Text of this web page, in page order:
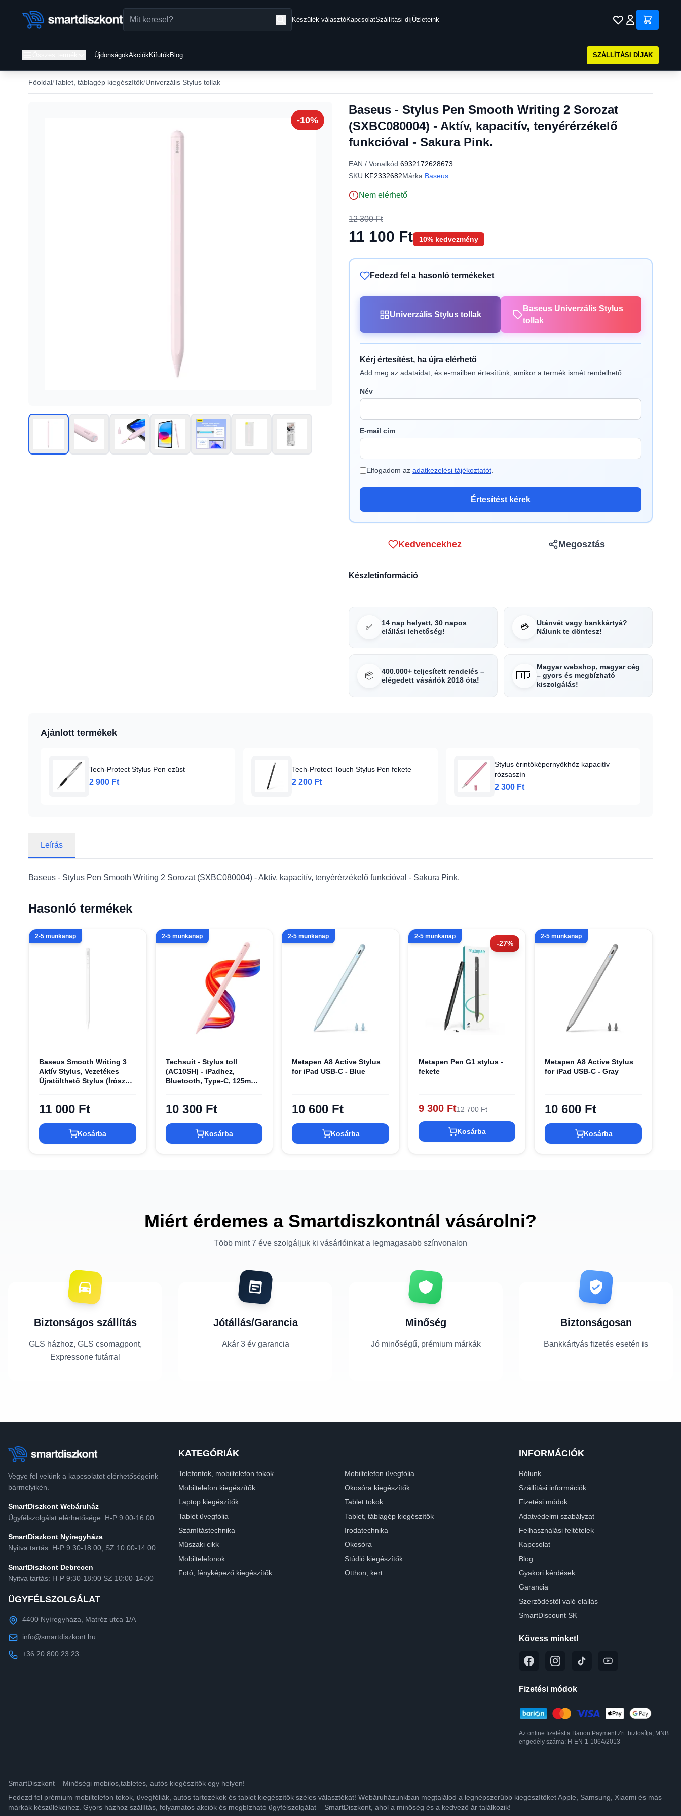
Készülék választóKapcsolatSzállítási díjÜzleteink
ÚjdonságokAkciókKifutókBlog SZÁLLÍTÁSI DÍJAK
Főoldal Tablet, táblagép kiegészítők Univerzális Stylus tollak
-10%
Baseus - Stylus Pen Smooth Writing 2 Sorozat
(SXBC080004) - Aktív, kapacitív, tenyérérzékelő
funkcióval - Sakura Pink.
EAN / Vonalkód:6932172628673
SKU:KF2332682Márka:Baseus
Nem elérhető
12 300 Ft
11 100 Ft 10% kedvezmény
Fedezd fel a hasonló termékeket
Univerzális Stylus tollak
Baseus Univerzális Stylus
tollak
Kérj értesítést, ha újra elérhető
Add meg az adataidat, és e-mailben értesítünk, amikor a termék ismét rendelhető.
Név
E-mail cím
Elfogadom az adatkezelési tájékoztatót
Értesítést kérek
Kedvencekhez Megosztás
Készletinformáció
✅
14 nap helyett, 30 napos
elállási lehetőség!
💳
Utánvét vagy bankkártyá?
Nálunk te döntesz!
📦
400.000+ teljesített rendelés –
elégedett vásárlók 2018 óta!
🇭🇺
Magyar webshop, magyar cég
– gyors és megbízható
kiszolgálás!
Ajánlott termékek
Tech-Protect Stylus Pen ezüst
2 900 Ft
Tech-Protect Touch Stylus Pen fekete
2 200 Ft
Stylus érintőképernyőkhöz kapacitív
rózsaszín
2 300 Ft
Leírás
Baseus - Stylus Pen Smooth Writing 2 Sorozat (SXBC080004) - Aktív, kapacitív, tenyérérzékelő funkcióval - Sakura Pink.
Hasonló termékek
2-5 munkanap
Baseus Smooth Writing 3
Aktív Stylus, Vezetékes
Újratölthető Stylus (Írószög
11 000 Ft
Kosárba
2-5 munkanap
Techsuit - Stylus toll
(AC10SH) - iPadhez,
Bluetooth, Type-C, 125mAh,
rózsaszín
10 300 Ft
Kosárba
2-5 munkanap
Metapen A8 Active Stylus
for iPad USB-C - Blue
10 600 Ft
Kosárba
-27%
2-5 munkanap
Metapen Pen G1 stylus -
fekete
9 300 Ft12 700 Ft
Kosárba
2-5 munkanap
Metapen A8 Active Stylus
for iPad USB-C - Gray
10 600 Ft
Kosárba
Miért érdemes a Smartdiszkontnál vásárolni?
Több mint 7 éve szolgáljuk ki vásárlóinkat a legmagasabb színvonalon
Biztonságos szállítás
GLS házhoz, GLS csomagpont,
Expressone futárral
Jótállás/Garancia
Akár 3 év garancia
Minőség
Jó minőségű, prémium márkák
Biztonságosan
Bankkártyás fizetés esetén is
Vegye fel velünk a kapcsolatot elérhetőségeink
bármelyikén.
SmartDiszkont Webáruház
Ügyfélszolgálat elérhetősége: H-P 9:00-16:00
SmartDiszkont Nyíregyháza
Nyitva tartás: H-P 9:30-18:00, SZ 10:00-14:00
SmartDiszkont Debrecen
Nyitva tartás: H-P 9:30-18:00 SZ 10:00-14:00
ÜGYFÉLSZOLGÁLAT
4400 Nyíregyháza, Matróz utca 1/A
info@smartdiszkont.hu
+36 20 800 23 23
KATEGÓRIÁK
Telefontok, mobiltelefon tokok
Mobiltelefon üvegfólia
Mobiltelefon kiegészítők
Okosóra kiegészítők
Laptop kiegészítők
Tablet tokok
Tablet üvegfólia
Tablet, táblagép kiegészítők
Számítástechnika
Irodatechnika
Műszaki cikk
Okosóra
Mobiltelefonok
Stúdió kiegészítők
Fotó, fényképező kiegészítők
Otthon, kert
INFORMÁCIÓK
Rólunk
Szállítási információk
Fizetési módok
Adatvédelmi szabályzat
Felhasználási feltételek
Kapcsolat
Blog
Gyakori kérdések
Garancia
Szerződéstől való elállás
SmartDiscount SK
Kövess minket!
Fizetési módok
Az online fizetést a Barion Payment Zrt. biztosítja, MNB
engedély száma: H-EN-1-1064/2013
SmartDiszkont – Minőségi mobilos,tabletes, autós kiegészítők egy helyen!
Fedezd fel prémium mobiltelefon tokok, üvegfóliák, autós tartozékok és tablet kiegészítők széles választékát! Webáruházunkban megtalálod a legnépszerűbb kiegészítőket Apple, Samsung, Xiaomi és más
márkák készülékeihez. Gyors házhoz szállítás, folyamatos akciók és megbízható ügyfélszolgálat – SmartDiszkont, ahol a minőség és a kedvező ár találkozik!